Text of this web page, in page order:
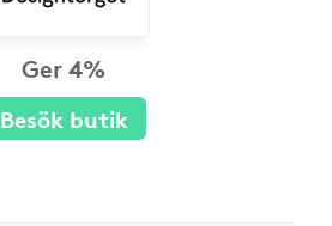
Ger 4%
Besök butik